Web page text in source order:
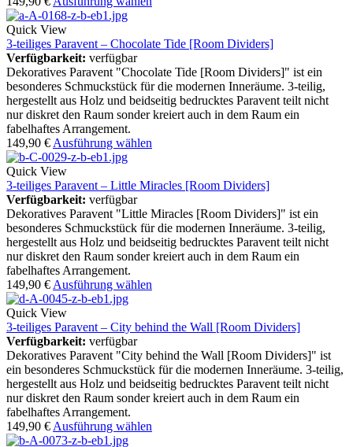
Quick View
3-teiliges Paravent – Chocolate Tide [Room Dividers]
Verfügbarkeit: verfügbar
Dekoratives Paravent "Chocolate Tide [Room Dividers]" ist ein
besonderes Schmuckstück für die modernen Inneräume. 3-teilig,
hergestellt aus Holz und beidseitig bedrucktes Paravent teilt nicht
nur diskret den Raum sonder kreiert auch in dem Raum ein
fabelhaftes Arrangement.
149,90 € Ausführung wählen
Quick View
3-teiliges Paravent – Little Miracles [Room Dividers]
Verfügbarkeit: verfügbar
Dekoratives Paravent "Little Miracles [Room Dividers]" ist ein
besonderes Schmuckstück für die modernen Inneräume. 3-teilig,
hergestellt aus Holz und beidseitig bedrucktes Paravent teilt nicht
nur diskret den Raum sonder kreiert auch in dem Raum ein
fabelhaftes Arrangement.
149,90 € Ausführung wählen
Quick View
3-teiliges Paravent – City behind the Wall [Room Dividers]
Verfügbarkeit: verfügbar
Dekoratives Paravent "City behind the Wall [Room Dividers]" ist
ein besonderes Schmuckstück für die modernen Inneräume. 3-teilig,
hergestellt aus Holz und beidseitig bedrucktes Paravent teilt nicht
nur diskret den Raum sonder kreiert auch in dem Raum ein
fabelhaftes Arrangement.
149,90 € Ausführung wählen